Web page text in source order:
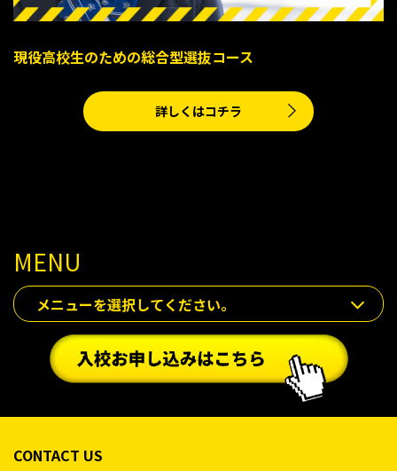
現役高校生のための総合型選抜コース
詳しくはコチラ
MENU
メニューを選択してください。
CONTACT US